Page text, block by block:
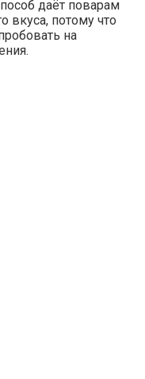
даёт поварам
вкуса, потому что
на